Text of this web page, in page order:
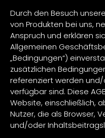
Durch den Besuch
von Produkten bei uns,
Anspruch und erklären
Allgemeinen
„Bedingungen“)
zusätzlichen
referenziert werden und/
verfügbar sind. Diese
Website, einschließlich,
Nutzer, die als Browser,
und/oder